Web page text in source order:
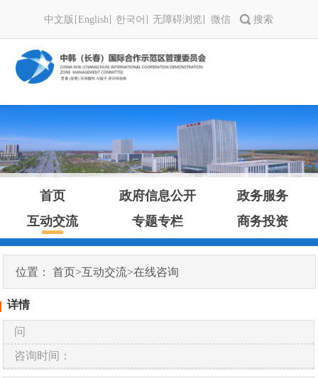
中文版 English 한국어 无障碍浏览 微信
首页 政府信息公开
政务服务
互动交流
专题专栏 商务投资
位置：首页>互动交流>在线咨询
详情
问
咨询时间：